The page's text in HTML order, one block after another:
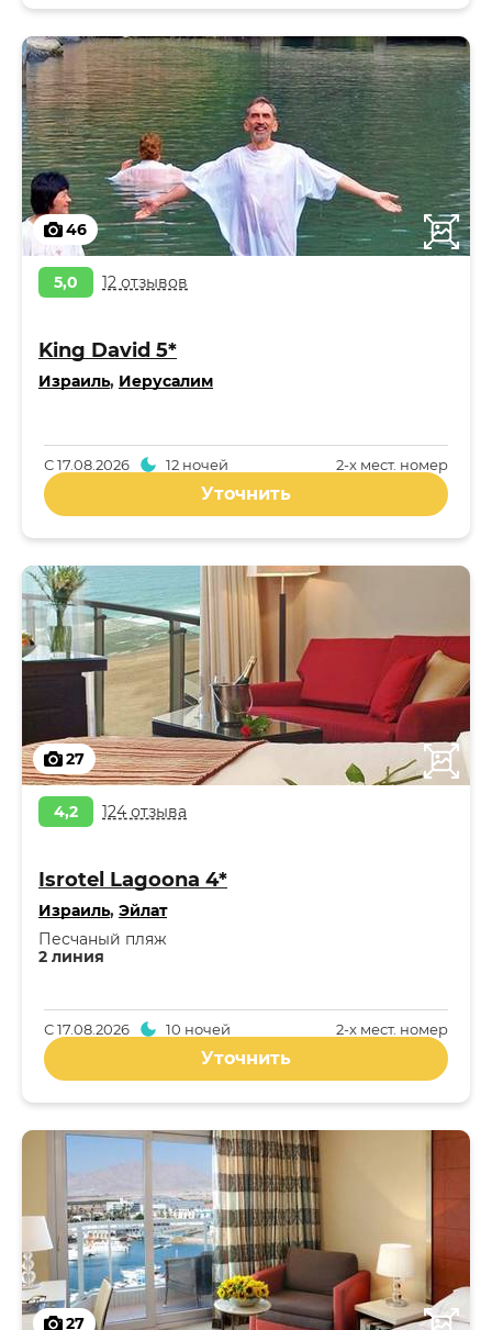
46
5,0 12 отзывов
King David 5*
Израиль, Иерусалим
2-x мест. номер
С17.08.2026 12 ночей
Уточнить
27
4,2 124 отзыва
Isrotel Lagoona 4*
Израиль, Эйлат
2 линия
Песчаный пляж
2-x мест. номер
С17.08.2026 10 ночей
Уточнить
27